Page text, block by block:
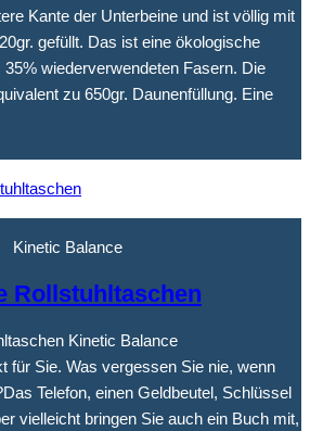
Kante der Unterbeine und ist völlig mit
gefüllt. Das ist eine ökologische
wiederverwendeten Fasern. Die
zu 650gr. Daunenfüllung. Eine
Kinetic Balance
Rollstuhltaschen
Kinetic Balance
für Sie. Was vergessen Sie nie, wenn
Telefon, einen Geldbeutel, Schlüssel
vielleicht bringen Sie auch ein Buch mit,